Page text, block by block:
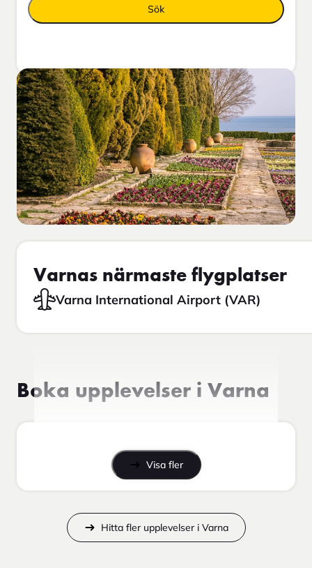
Sök
Varnas närmaste flygplatser
Varna International Airport (VAR)
Boka upplevelser i Varna
Visa fler
Hitta fler upplevelser i Varna